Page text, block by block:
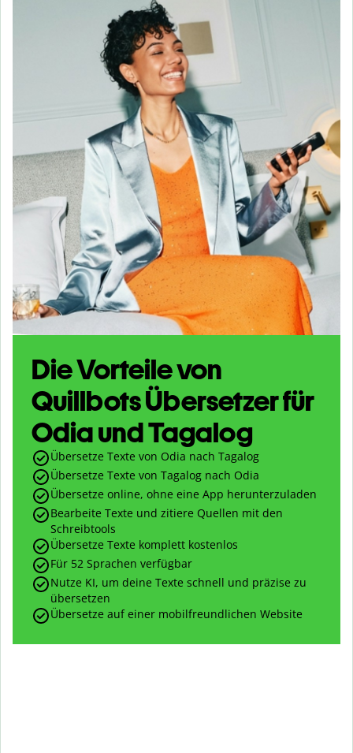
Die Vorteile von
Quillbots Übersetzer für
Odia und Tagalog
Übersetze Texte von Odia nach Tagalog
Übersetze Texte von Tagalog nach Odia
Übersetze online, ohne eine App herunterzuladen
Bearbeite Texte und zitiere Quellen mit den
Schreibtools
Übersetze Texte komplett kostenlos
Für 52 Sprachen verfügbar
Nutze KI, um deine Texte schnell und präzise zu
übersetzen
Übersetze auf einer mobilfreundlichen Website